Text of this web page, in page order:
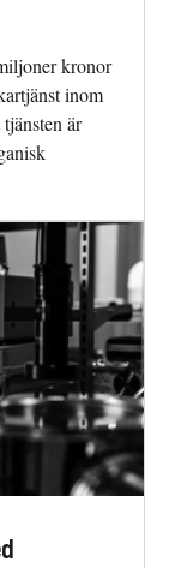
kronor
inom
är